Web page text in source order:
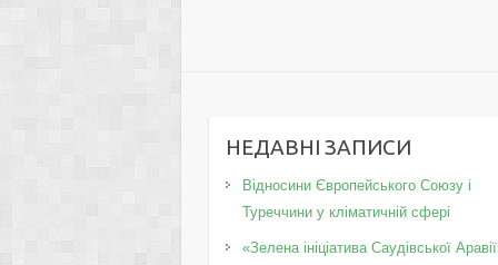
НЕДАВНІ ЗАПИСИ
Відносини Європейського Союзу і
Туреччини у кліматичній сфері
«Зелена ініціатива Саудівської